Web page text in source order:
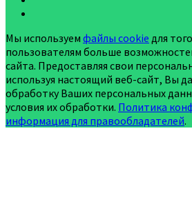
Мы используем файлы cookie для
пользователям больше
сайта. Предоставляя свои
используя настоящий веб-сайт, Вы
обработку Ваших персональных
условия их обработки. Политика
информация для правообладателей.